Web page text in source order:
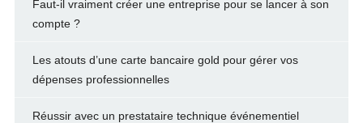
Faut-il vraiment créer une entreprise pour se lancer à son
compte ?
Les atouts d’une carte bancaire gold pour gérer vos
dépenses professionnelles
Réussir avec un prestataire technique événementiel